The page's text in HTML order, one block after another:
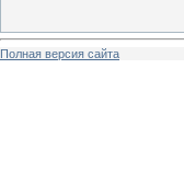
Полная версия сайта